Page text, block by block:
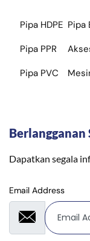
Pipa HDPE
Pipa PPR
Pipa PVC
Pipa
Berlangganan
Dapatkan segala
Email Address